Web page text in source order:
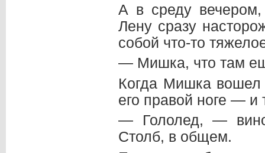
А в среду
Лену сразу
собой что-то
— Мишка, что там
Когда Мишка вошел
его правой ноге — и
— Гололед, —
Столб, в общем.